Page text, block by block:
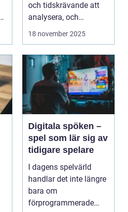
och tidskrävande att
analysera, och
felaktigheter eller mi...
18 november 2025
Digitala spöken –
spel som lär sig av
tidigare spelare
I dagens spelvärld
handlar det inte längre
bara om
förprogrammerade